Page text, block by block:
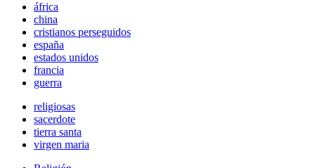
áfrica
china
cristianos perseguidos
españa
estados unidos
francia
guerra
religiosas
sacerdote
tierra santa
virgen maria